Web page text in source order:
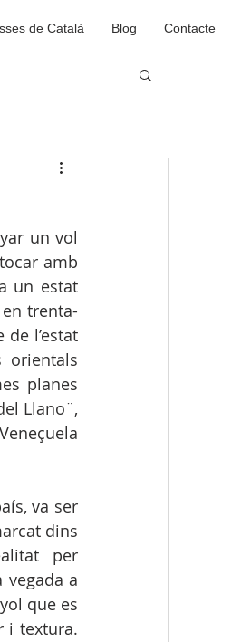
de Català Blog Contacte
un vol
amb
un estat
trenta-
l’estat
orientals
planes
Llano¨,
va ser
dins
per
a
que es
i textura.